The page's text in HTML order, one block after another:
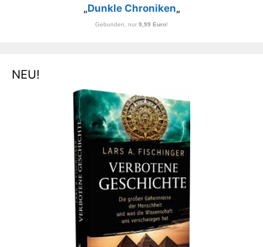
„Dunkle Chroniken„
Gebunden, nur 9,99 Euro!
NEU!